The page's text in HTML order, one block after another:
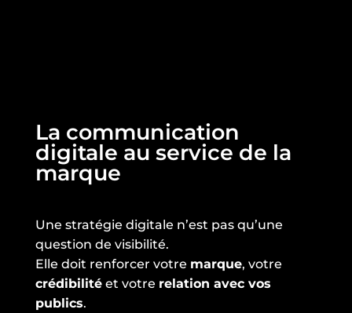
La communication
digitale au service de la
marque
Une stratégie digitale n’est pas qu’une
question de visibilité.
Elle doit renforcer votre marque, votre
crédibilitéet votre relation avec vos
publics.